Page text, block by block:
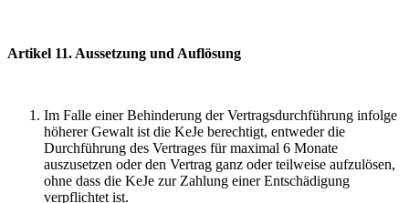
Artikel 11. Aussetzung und Auflösung
Im Falle einer Behinderung der Vertragsdurchführung infolge
höherer Gewalt ist die KeJe berechtigt, entweder die
Durchführung des Vertrages für maximal 6 Monate
auszusetzen oder den Vertrag ganz oder teilweise aufzulösen,
ohne dass die KeJe zur Zahlung einer Entschädigung
verpflichtet ist.